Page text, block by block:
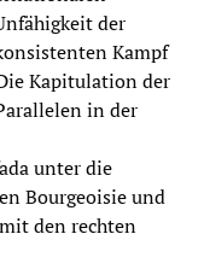
der
Kampf
Kapitulation der
in der
unter die
Bourgeoisie und
den rechten